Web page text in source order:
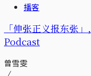
播客
「伸张正义报东张
Podcast
曾雪雯